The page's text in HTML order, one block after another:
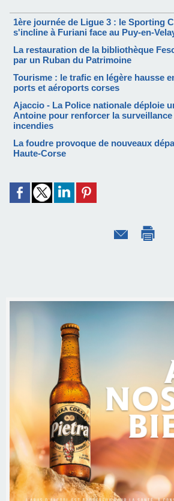
1ère journée de Ligue 3 : le Sporting
s'incline à Furiani face au Puy-en-
La restauration de la bibliothèque
par un Ruban du Patrimoine
Tourisme : le trafic en légère hausse
ports et aéroports corses
Ajaccio - La Police nationale déploie
Antoine pour renforcer la
incendies
La foudre provoque de nouveaux
Haute-Corse